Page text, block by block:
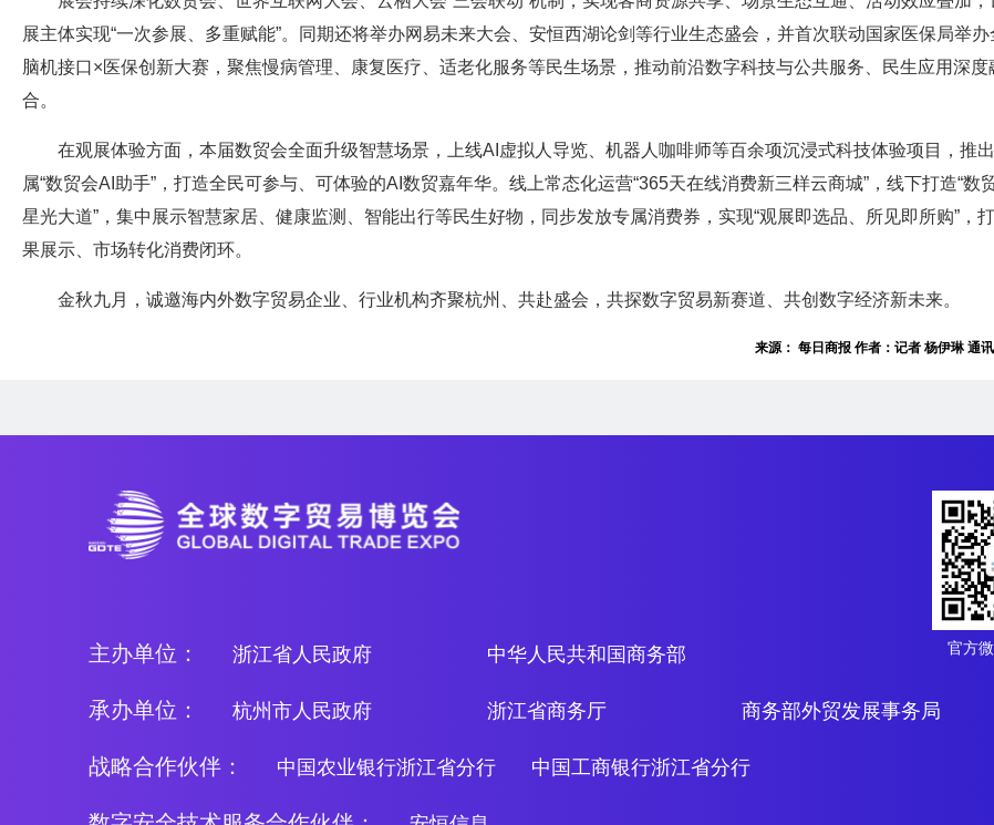
展主体实现“一次参展、多重赋能”。同期还将举办网易未来大会、安恒西湖论剑等行业生态盛会，并首次联动国家医保局举办
脑机接口×医保创新大赛，聚焦慢病管理、康复医疗、适老化服务等民生场景，推动前沿数字科技与公共服务、民生应用深度
合。
在观展体验方面，本届数贸会全面升级智慧场景，上线AI虚拟人导览、机器人咖啡师等百余项沉浸式科技体验项目，推
属“数贸会AI助手”，打造全民可参与、可体验的AI数贸嘉年华。线上常态化运营“365天在线消费新三样云商城”，线下打造“数
星光大道”，集中展示智慧家居、健康监测、智能出行等民生好物，同步发放专属消费券，实现“观展即选品、所见即所购”，
果展示、市场转化消费闭环。
金秋九月，诚邀海内外数字贸易企业、行业机构齐聚杭州、共赴盛会，共探数字贸易新赛道、共创数字经济新未来。
来源： 每日商报 作者：记者 杨伊琳 通
官方
主办单位： 浙江省人民政府 中华人民共和国商务部
承办单位： 杭州市人民政府 浙江省商务厅 商务部外贸发展事务局
战略合作伙伴： 中国农业银行浙江省分行 中国工商银行浙江省分行